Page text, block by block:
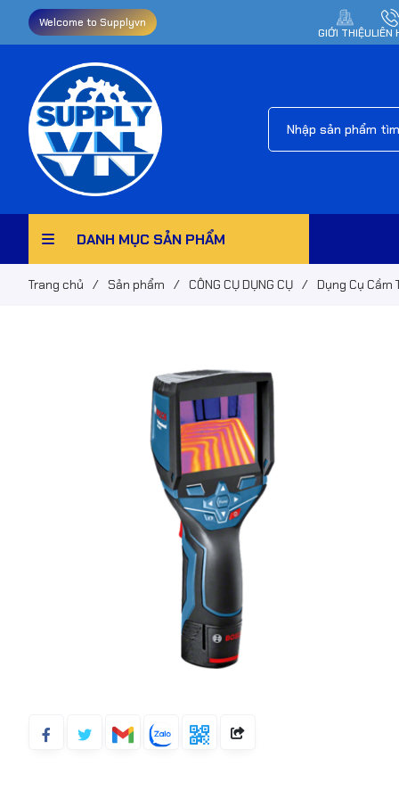
Welcome to Supplyvn
GIỚI THIỆULIÊN
DANH MỤC SẢN PHẨM
Trang chủ / Sản phẩm / CÔNG CỤ DỤNG CỤ / Dụng Cụ Cầm